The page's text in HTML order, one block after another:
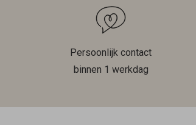
Persoonlijk contact
binnen 1 werkdag